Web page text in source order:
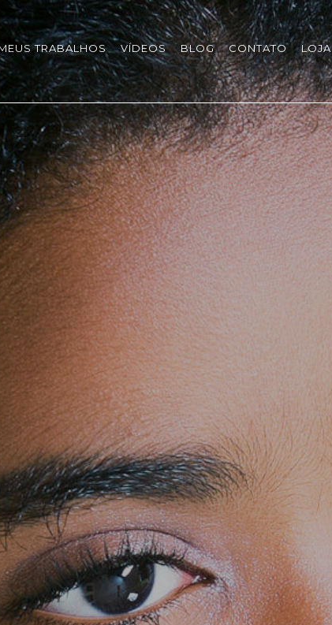
TRABALHOS VÍDEOS BLOG CONTATO LOJA